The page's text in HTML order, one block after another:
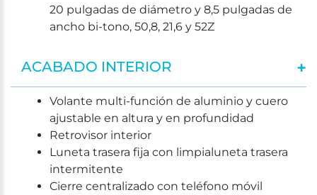
20 pulgadas de diámetro y 8,5 pulgadas de
ancho bi-tono, 50,8, 21,6 y 52Z
ACABADO INTERIOR
Volante multi-función de aluminio y cuero
ajustable en altura y en profundidad
Retrovisor interior
Luneta trasera fija con limpialuneta trasera
intermitente
Cierre centralizado con teléfono móvil